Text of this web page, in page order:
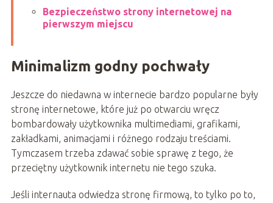
Bezpieczeństwo strony internetowej na
pierwszym miejscu
Minimalizm godny pochwały
Jeszcze do niedawna w internecie bardzo popularne były
stronę internetowe, które już po otwarciu wręcz
bombardowały użytkownika multimediami, grafikami,
zakładkami, animacjami i różnego rodzaju treściami.
Tymczasem trzeba zdawać sobie sprawę z tego, że
przeciętny użytkownik internetu nie tego szuka.
Jeśli internauta odwiedza stronę firmową, to tylko po to,